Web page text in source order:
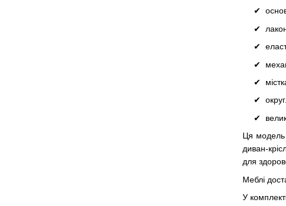
Ця модель
диван-
для
Меблі
У